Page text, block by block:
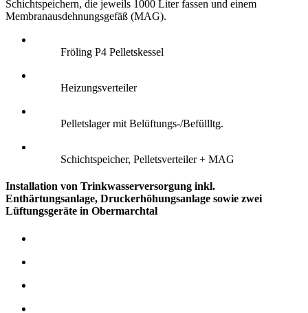
Schichtspeichern, die jeweils 1000 Liter fassen und einem
Membranausdehnungsgefäß (MAG).
Fröling P4 Pelletskessel
Heizungsverteiler
Pelletslager mit Belüftungs-/Befüllltg.
Schichtspeicher, Pelletsverteiler + MAG
Installation von Trinkwasserversorgung inkl.
Enthärtungsanlage, Druckerhöhungsanlage sowie zwei
Lüftungsgeräte in Obermarchtal